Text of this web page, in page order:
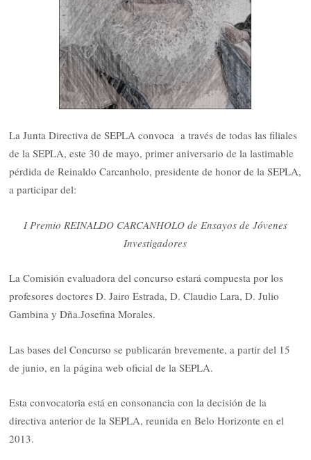
La Junta Directiva de SEPLA convoca a través de todas las filiales
de la SEPLA, este 30 de mayo, primer aniversario de la lastimable
pérdida de Reinaldo Carcanholo, presidente de honor de la SEPLA,
a participar del:
I Premio REINALDO CARCANHOLO de Ensayos de Jóvenes
Investigadores
La Comisión evaluadora del concurso estará compuesta por los
profesores doctores D. Jairo Estrada, D. Claudio Lara, D. Julio
Gambina y Dña.Josefina Morales.
Las bases del Concurso se publicarán brevemente, a partir del 15
de junio, en la página web oficial de la SEPLA.
Esta convocatoria está en consonancia con la decisión de la
directiva anterior de la SEPLA, reunida en Belo Horizonte en el
2013.